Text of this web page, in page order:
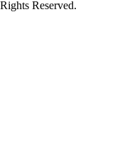
Reserved.